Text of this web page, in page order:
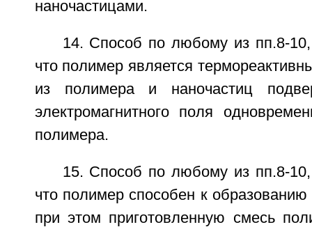
наночастицами.
14. Способ по любому из пп.8-
что полимер является
из полимера и наночастиц
электромагнитного поля
полимера.
15. Способ по любому из пп.8-
что полимер способен к
при этом приготовленную смесь